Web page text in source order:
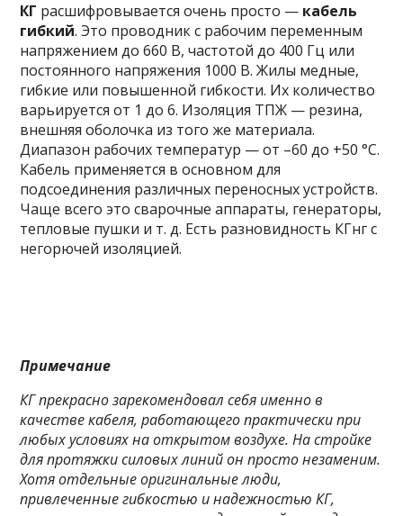
КГ расшифровывается очень просто — кабель
гибкий. Это проводник с рабочим переменным
напряжением до 660 В, частотой до 400 Гц или
постоянного напряжения 1000 В. Жилы медные,
гибкие или повышенной гибкости. Их количество
варьируется от 1 до 6. Изоляция ТПЖ — резина,
внешняя оболочка из того же материала.
Диапазон рабочих температур — от –60 до +50 °C.
Кабель применяется в основном для
подсоединения различных переносных устройств.
Чаще всего это сварочные аппараты, генераторы,
тепловые пушки и т. д. Есть разновидность КГнг с
негорючей изоляцией.
Примечание
КГ прекрасно зарекомендовал себя именно в
качестве кабеля, работающего практически при
любых условиях на открытом воздухе. На стройке
для протяжки силовых линий он просто незаменим.
Хотя отдельные оригинальные люди,
привлеченные гибкостью и надежностью КГ,